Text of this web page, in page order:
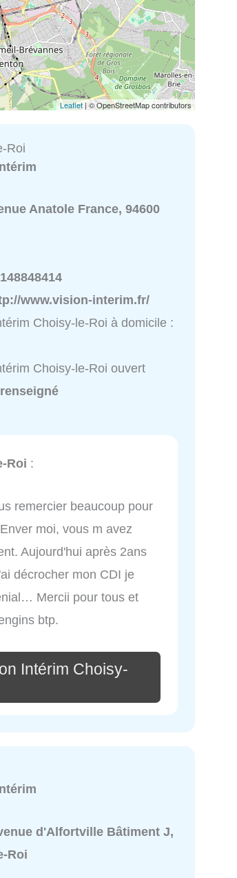
Leaflet| © OpenStreetMap contributors
Roi
Anatole France, 94600
www.vision-interim.fr/
Choisy-le-Roi à domicile :
Choisy-le-Roi ouvert
Roi :
remercier beaucoup pour
moi, vous m avez
Aujourd'hui après 2ans
décrocher mon CDI je
Mercii pour tous et
btp.
Intérim Choisy-
d'Alfortville Bâtiment J,
Roi